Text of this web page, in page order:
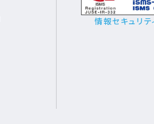
情報セキュリテ